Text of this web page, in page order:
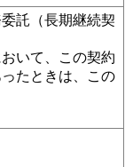
託（長期継続契
いて、この契約
たときは、この